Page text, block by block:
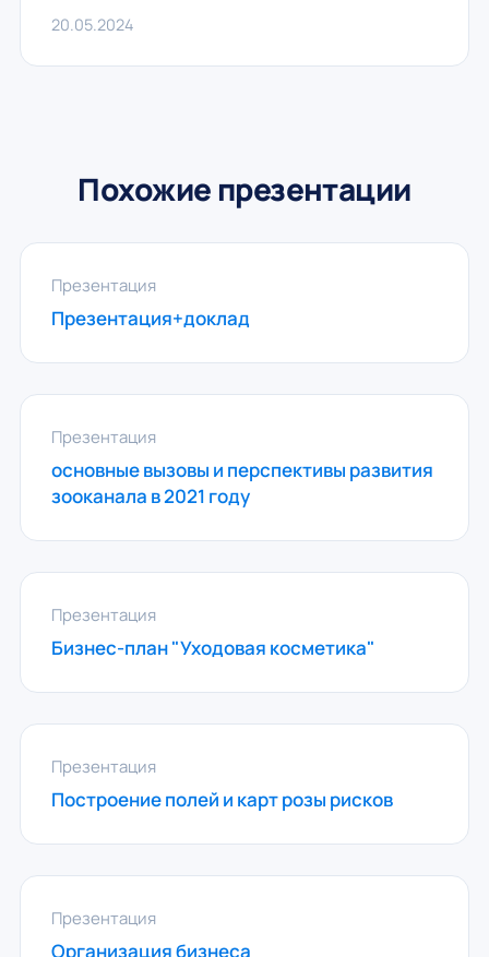
20.05.2024
Похожие презентации
Презентация
Презентация+доклад
Презентация
основные вызовы и перспективы развития
зооканала в 2021 году
Презентация
Бизнес-план "Уходовая косметика"
Презентация
Построение полей и карт розы рисков
Презентация
Организация бизнеса